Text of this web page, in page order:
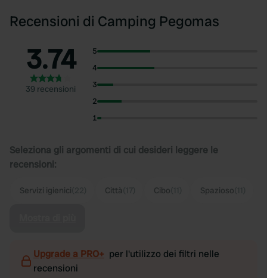
Recensioni di Camping Pegomas
3.74
39 recensioni
5
4
3
2
1
Seleziona gli argomenti di cui desideri leggere le
recensioni:
Servizi igienici Città Cibo Spazioso
Upgrade a PRO+ per l'utilizzo dei filtri nelle
recensioni